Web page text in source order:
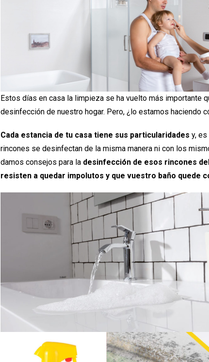
Estos días en casa la limpieza se ha vuelto más importante
desinfección de nuestro hogar. Pero, ¿lo estamos haciendo
Cada estancia de tu casa tiene sus particularidades y,
rincones se desinfectan de la misma manera ni con los
damos consejos para la desinfección de esos rincones
resisten a quedar impolutos y que vuestro baño quede